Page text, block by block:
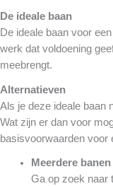
De ideale baan
De ideale baan voor
werk dat voldoening
meebrengt.
Alternatieven
Als je deze ideale baan
Wat zijn er dan voor
basisvoorwaarden voor
Meerdere banen
Ga op zoek naar